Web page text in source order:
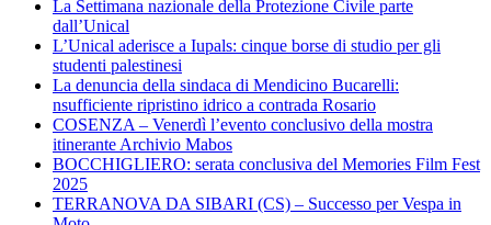
La Settimana nazionale della Protezione Civile parte
dall’Unical
L’Unical aderisce a Iupals: cinque borse di studio per gli
studenti palestinesi
La denuncia della sindaca di Mendicino Bucarelli:
nsufficiente ripristino idrico a contrada Rosario
COSENZA – Venerdì l’evento conclusivo della mostra
itinerante Archivio Mabos
BOCCHIGLIERO: serata conclusiva del Memories Film Fest
2025
TERRANOVA DA SIBARI (CS) – Successo per Vespa in